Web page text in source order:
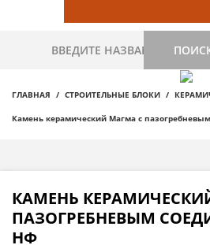
ГЛАВНАЯ СТРОИТЕЛЬНЫЕ БЛОКИ
Камень керамический Магма с
КАМЕНЬ
ПАЗОГРЕБНЕВЫМ
НФ